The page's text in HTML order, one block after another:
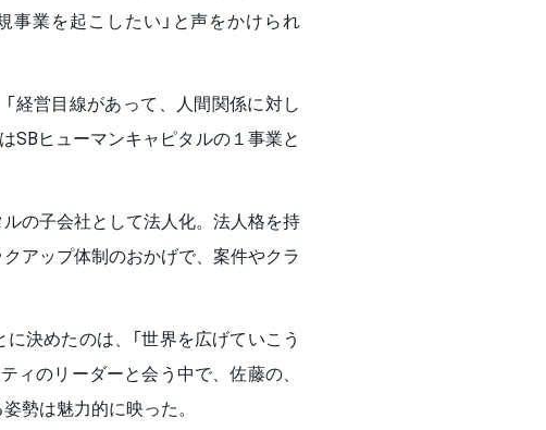
事業を起こしたい」と声をかけられ
経営目線があって、人間関係に対し
SBヒューマンキャピタルの１事業と
の子会社として法人化。法人格を持
アップ体制のおかげで、案件やクラ
決めたのは、「世界を広げていこう
ィのリーダーと会う中で、佐藤の、
勢は魅力的に映った。